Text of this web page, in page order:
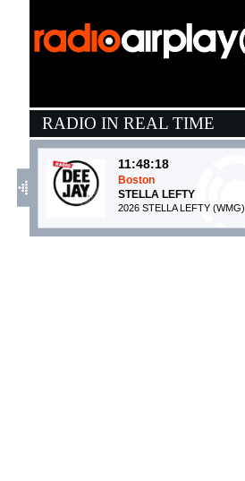
RADIO IN REAL TIME
11:48:18
Boston
STELLA LEFTY
2026 STELLA LEFTY (WMG)